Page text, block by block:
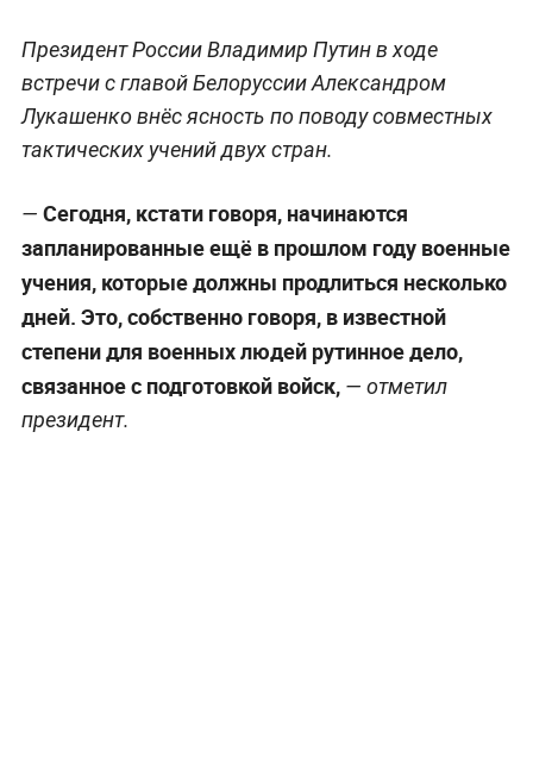
Президент России Владимир Путин в ходе
встречи с главой Белоруссии Александром
Лукашенко внёс ясность по поводу совместных
тактических учений двух стран.
— Сегодня, кстати говоря, начинаются
запланированные ещё в прошлом году военные
учения, которые должны продлиться несколько
дней. Это, собственно говоря, в известной
степени для военных людей рутинное дело,
связанное с подготовкой войск,— отметил
президент.